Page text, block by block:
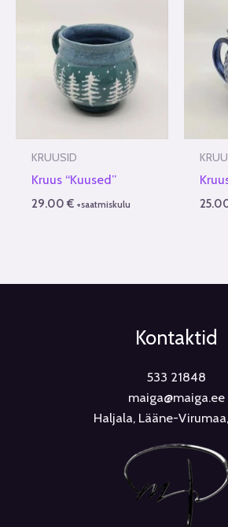
KRUUSID
Kruus “Kuused”
29.00€ +saatmiskulu
Kontaktid
533 21848
maiga@maiga.ee
Haljala, Lääne-